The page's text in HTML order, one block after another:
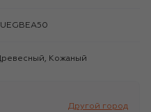
FUEGBEA50
Древесный, Кожаный
Другой город